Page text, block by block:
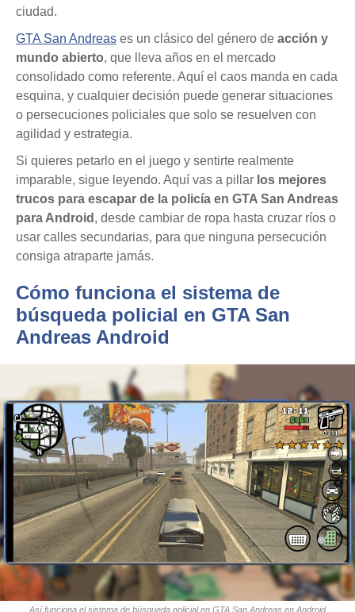
ciudad.
GTA San Andreas es un clásico del género de acción y
mundo abierto, que lleva años en el mercado
consolidado como referente. Aquí el caos manda en cada
esquina, y cualquier decisión puede generar situaciones
o persecuciones policiales que solo se resuelven con
agilidad y estrategia.
Si quieres petarlo en el juego y sentirte realmente
imparable, sigue leyendo. Aquí vas a pillar los mejores
trucos para escapar de la policía en GTA San Andreas
para Android , desde cambiar de ropa hasta cruzar ríos o
usar calles secundarias, para que ninguna persecución
consiga atraparte jamás.
Cómo funciona el sistema de
búsqueda policial en GTA San
Andreas Android
Así funciona el sistema de búsqueda policial en GTA San Andreas en Android